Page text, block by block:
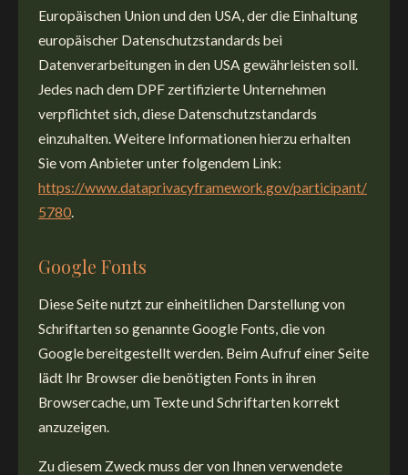
Europäischen Union und den USA, der die Einhaltung
europäischer Datenschutzstandards bei
Datenverarbeitungen in den USA gewährleisten soll.
Jedes nach dem DPF zertifizierte Unternehmen
verpflichtet sich, diese Datenschutzstandards
einzuhalten. Weitere Informationen hierzu erhalten
Sie vom Anbieter unter folgendem Link:
https://www.dataprivacyframework.gov/participant/
5780.
Google Fonts
Diese Seite nutzt zur einheitlichen Darstellung von
Schriftarten so genannte Google Fonts, die von
Google bereitgestellt werden. Beim Aufruf einer Seite
lädt Ihr Browser die benötigten Fonts in ihren
Browsercache, um Texte und Schriftarten korrekt
anzuzeigen.
Zu diesem Zweck muss der von Ihnen verwendete